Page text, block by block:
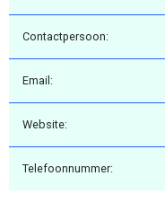
Contactpersoon:
Email:
Website:
Telefoonnummer: